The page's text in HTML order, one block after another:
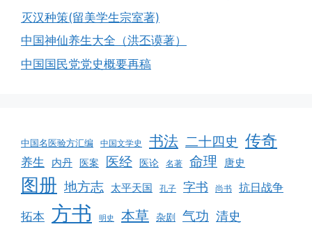
灭汉种策(留美学生宗室著)
中国神仙养生大全（洪丕谟著）
中国国民党党史概要再稿
中国名医验方汇编 中国文学史 书法 二十四史 传奇
养生 内丹 医案 医经 医论 名著 命理 唐史
图册 地方志 太平天国 孔子 字书 尚书 抗日战争
拓本 方书 明史 本草 杂剧 气功 清史